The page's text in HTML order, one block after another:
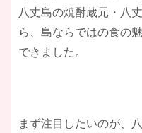
八丈島の焼酎蔵元・八
ら、島ならではの食の
できました。
まず注目したいのが、